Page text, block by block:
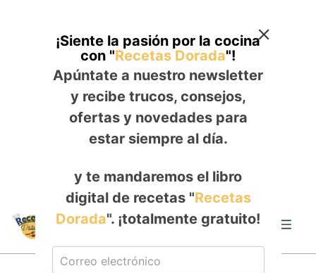
content
¡Siente la pasión por la cocina
con "Recetas Dorada"!
Apúntate a nuestro newsletter
y recibe trucos, consejos,
ofertas y novedades para
estar siempre al día.
y te mandaremos el libro
digital de recetas "Recetas
Dorada". ¡totalmente gratuito!